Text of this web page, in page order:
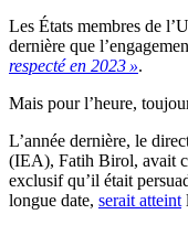
Les États membres de
dernière que
respecté en 2023 ».
Mais pour l’heure,
L’année dernière, le
(IEA), Fatih Birol, avait
exclusif qu’il était
longue date, serait atteint